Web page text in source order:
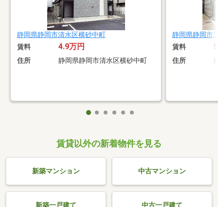
静岡県静岡市清水区横砂中町
賃料 4.9万円
住所 静岡県静岡市清水区横砂中町
静岡県静岡市
賃料
住所
賃貸以外の新着物件を見る
新築マンション 中古マンション